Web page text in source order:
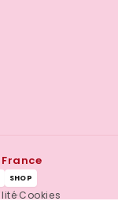
SHOP
·Cookies